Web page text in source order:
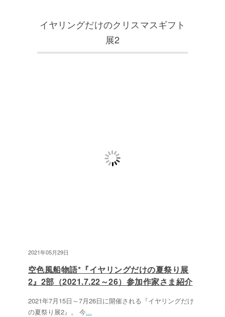
イヤリングだけのクリスマスギフト
展2
2021年05月29日
空色風船物語*『イヤリングだけの夏祭り展
2』2部（2021.7.22～26）参加作家さま紹介
2021年7月15日～7月26日に開催される『イヤリングだけ
の夏祭り展2』。 今...